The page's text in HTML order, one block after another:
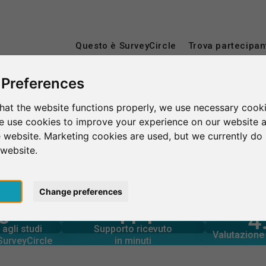
the website functions properly, we use necessary
use cookies to improve your experience on our website
website. Marketing cookies are used, but we currently
Change preferences
Questo è SurveyCircle Trova
studi
studi
414
Supporto ricevuto
in minuti
2,520+
Supporto fornito